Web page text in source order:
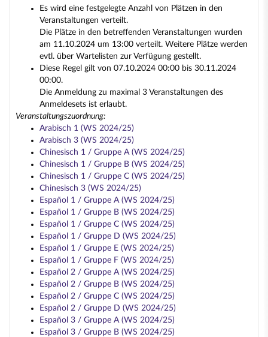
Es wird eine festgelegte Anzahl von Plätzen in den
Veranstaltungen verteilt.
Die Plätze in den betreffenden Veranstaltungen wurden
am 11.10.2024 um 13:00 verteilt. Weitere Plätze werden
evtl. über Wartelisten zur Verfügung gestellt.
Diese Regel gilt von 07.10.2024 00:00 bis 30.11.2024
00:00.
Die Anmeldung zu maximal 3 Veranstaltungen des
Anmeldesets ist erlaubt.
Veranstaltungszuordnung:
Arabisch 1 (WS 2024/25)
Arabisch 3 (WS 2024/25)
Chinesisch 1 / Gruppe A (WS 2024/25)
Chinesisch 1 / Gruppe B (WS 2024/25)
Chinesisch 1 / Gruppe C (WS 2024/25)
Chinesisch 3 (WS 2024/25)
Español 1 / Gruppe A (WS 2024/25)
Español 1 / Gruppe B (WS 2024/25)
Español 1 / Gruppe C (WS 2024/25)
Español 1 / Gruppe D (WS 2024/25)
Español 1 / Gruppe E (WS 2024/25)
Español 1 / Gruppe F (WS 2024/25)
Español 2 / Gruppe A (WS 2024/25)
Español 2 / Gruppe B (WS 2024/25)
Español 2 / Gruppe C (WS 2024/25)
Español 2 / Gruppe D (WS 2024/25)
Español 3 / Gruppe A (WS 2024/25)
Español 3 / Gruppe B (WS 2024/25)